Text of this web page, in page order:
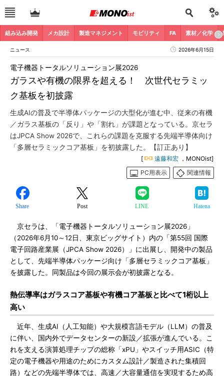
組み込み開発 メカ設計 製造マネジメント モビリティ FA 素材／化学
ニュース 2026年6月15日
ガラスや有機の限界を超える！ 次世代セラミッ
ク基板を初披露
電子機器トータルソリューション展2026
生成AIの普及で半導体パッケージの大型化が進む中、従来の有機
／ガラス基板の「反り」や「割れ」が課題となっている。京セラ
はJPCA Show 2026で、これらの課題を克服する先端半導体向け
「多層セラミックコア基板」を初披露した。【訂正あり】
[ 遠藤和宏 ，MONOist]
PC用表示
関連情報
Share Post LINE Hatena
京セラは、「電子機器トータルソリューション展2026」
（2026年6月10～12日、東京ビッグサイト）内の「第55回 国際
電子回路産業展（JPCA Show 2026）」に出展し、開発中の製品
として、先端半導体パッケージ向け「多層セラミックコア基板」
を披露した。同製品は今回の展示会が初披露となる。
熱伝導率はガラスコア基板や有機コア基板と比べて1桁以上
高い
近年、生成AI（人工知能）や大規模言語モデル（LLM）の普及
に伴い、国内外でデータセンターの新設／拡張が進んでいる。こ
れを支える演算処理チップの総称「xPU」やスイッチ用ASIC（特
定の電子機器や用途のためにカスタム設計／製造された集積回
路）などの先端半導体では、高速／大容量通信を実現するため高